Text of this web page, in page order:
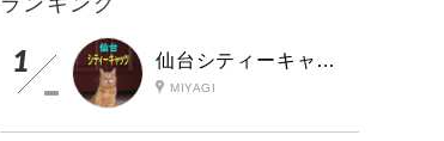
仙台シティーキャッツ
MIYAGI